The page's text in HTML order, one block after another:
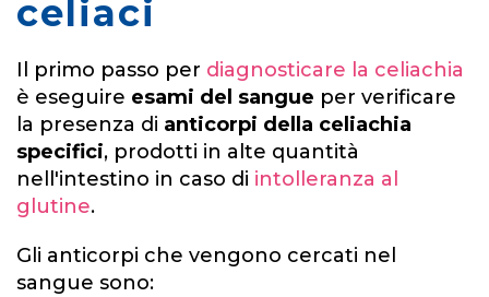
celiaci
Il primo passo per diagnosticare la celiachia
è eseguire esami del sangue per verificare
la presenza di anticorpi della celiachia
specifici, prodotti in alte quantità
nell'intestino in caso di intolleranza al
glutine.
Gli anticorpi che vengono cercati nel
sangue sono: